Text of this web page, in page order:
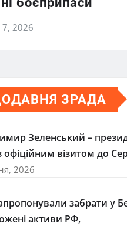
7, 2026
ЗРАДА
Зеленський –
офіційним візитом до
2026
забрати у
активи РФ,